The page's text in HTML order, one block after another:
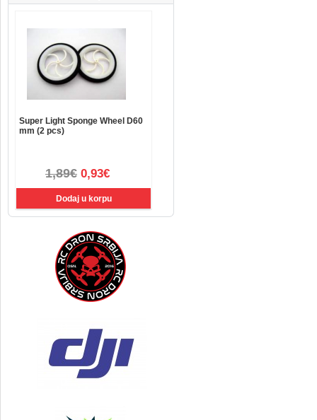
Super Light Sponge Wheel D60
mm (2 pcs)
1,89€ 0,93€